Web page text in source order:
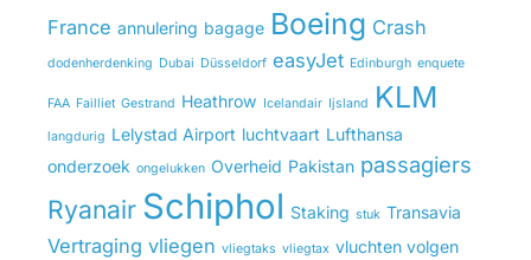
France annulering bagage Boeing Crash
dodenherdenking Dubai Düsseldorf easyJet Edinburgh enquete
FAA Failliet Gestrand Heathrow Icelandair Ijsland KLM
langdurig Lelystad Airport luchtvaart Lufthansa
onderzoek ongelukken Overheid Pakistan passagiers
Ryanair Schiphol Staking stuk Transavia
Vertraging vliegen vliegtaks vliegtax vluchten volgen